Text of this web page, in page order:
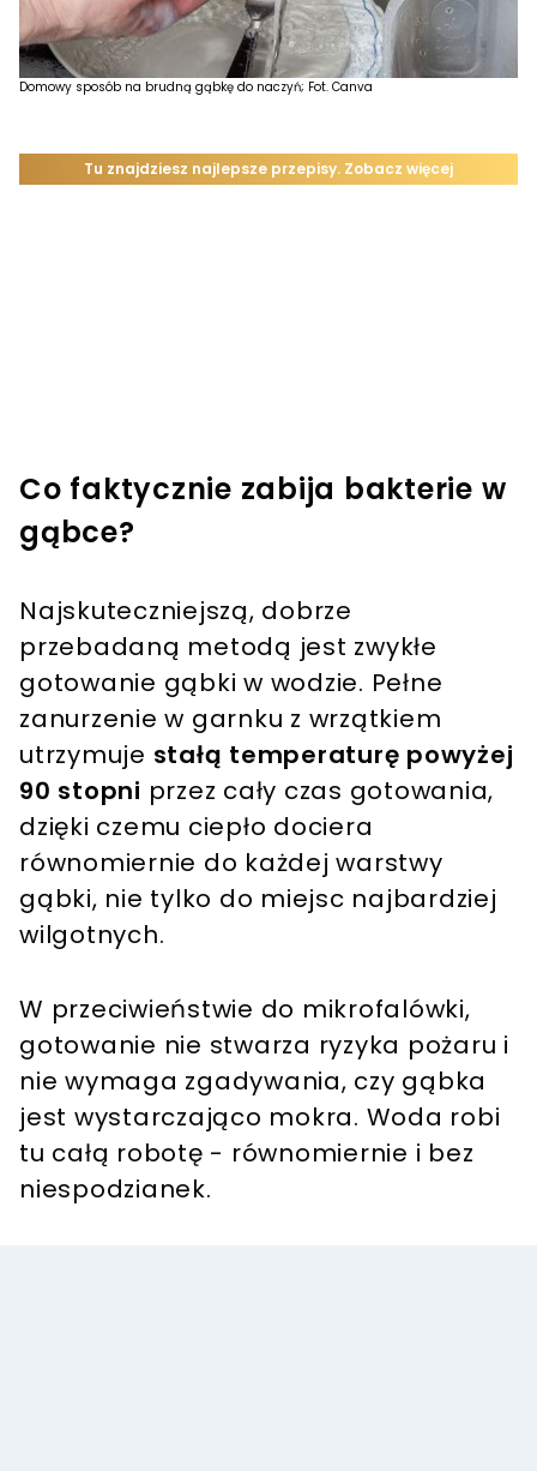
Domowy sposób na brudną gąbkę do naczyń; Fot. Canva
Co faktycznie zabija bakterie w
gąbce?
Najskuteczniejszą, dobrze
przebadaną metodą jest zwykłe
gotowanie gąbki w wodzie. Pełne
zanurzenie w garnku z wrzątkiem
utrzymuje stałą temperaturę powyżej
90 stopni przez cały czas gotowania,
dzięki czemu ciepło dociera
równomiernie do każdej warstwy
gąbki, nie tylko do miejsc najbardziej
wilgotnych.
W przeciwieństwie do mikrofalówki,
gotowanie nie stwarza ryzyka pożaru i
nie wymaga zgadywania, czy gąbka
jest wystarczająco mokra. Woda robi
tu całą robotę - równomiernie i bez
niespodzianek.